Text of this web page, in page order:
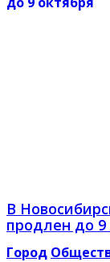
В
продлен до 9
Город